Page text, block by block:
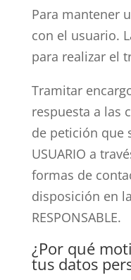
Para mantener
con el usuario.
para realizar el
Tramitar
respuesta a las
de petición que
USUARIO a
formas de
disposición en
RESPONSABLE.
¿Por qué
tus datos